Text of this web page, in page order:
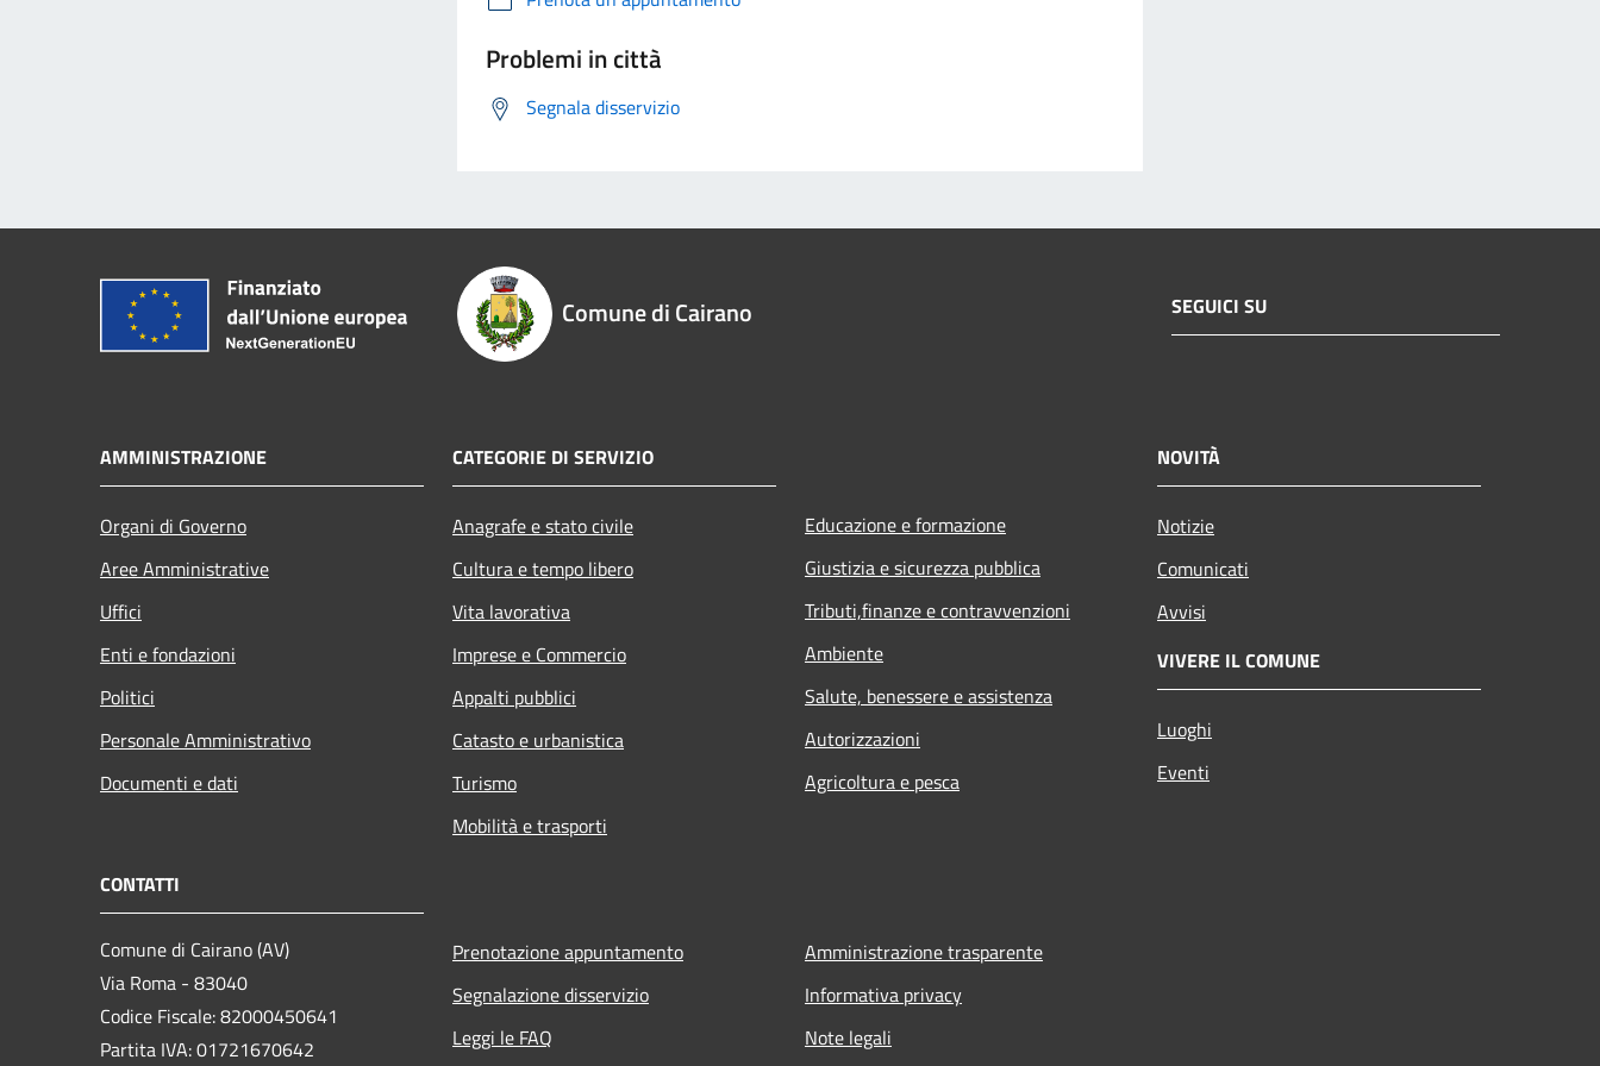
Problemi in città
Segnala disservizio
Comune di Cairano SEGUICI SU
AMMINISTRAZIONE
Organi di Governo
Aree Amministrative
Uffici
Enti e fondazioni
Politici
Personale Amministrativo
Documenti e dati
CATEGORIE DI SERVIZIO
Anagrafe e stato civile
Cultura e tempo libero
Vita lavorativa
Imprese e Commercio
Appalti pubblici
Catasto e urbanistica
Turismo
Mobilità e trasporti
Educazione e formazione
Giustizia e sicurezza pubblica
Tributi,finanze e contravvenzioni
Ambiente
Salute, benessere e assistenza
Autorizzazioni
Agricoltura e pesca
NOVITÀ
Notizie
Comunicati
Avvisi
VIVERE IL COMUNE
Luoghi
Eventi
CONTATTI
Comune di Cairano (AV)
Via Roma - 83040
Codice Fiscale: 82000450641
Partita IVA: 01721670642
Prenotazione appuntamento
Segnalazione disservizio
Leggi le FAQ
Amministrazione trasparente
Informativa privacy
Note legali